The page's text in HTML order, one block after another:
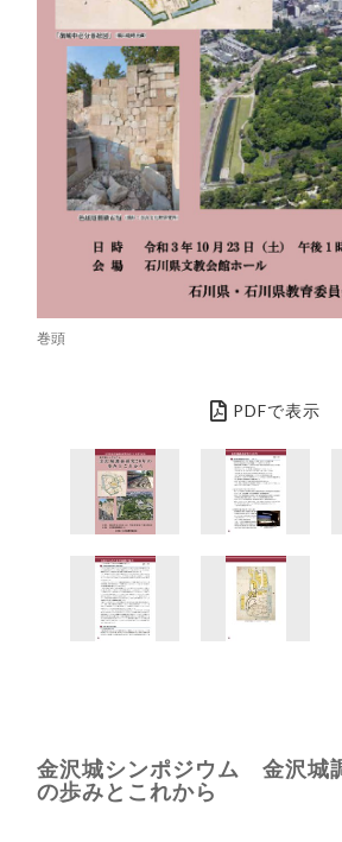
巻頭
PDFで表示
金沢城シンポジウム 金沢城
の歩みとこれから